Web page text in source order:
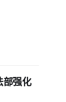
部强化